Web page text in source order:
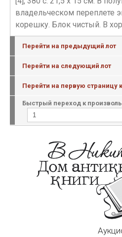
владельческом переплете
корешку. Блок чистый. В
Перейти на предыдущий лот
Перейти на следующий лот
Перейти на первую страницу
Быстрый переход к